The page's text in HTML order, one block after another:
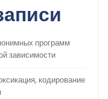
программ
зависимости
кодирование